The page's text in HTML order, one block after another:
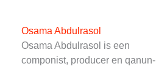
Osama Abdulrasol
Osama Abdulrasol is een
componist, producer en qanun-